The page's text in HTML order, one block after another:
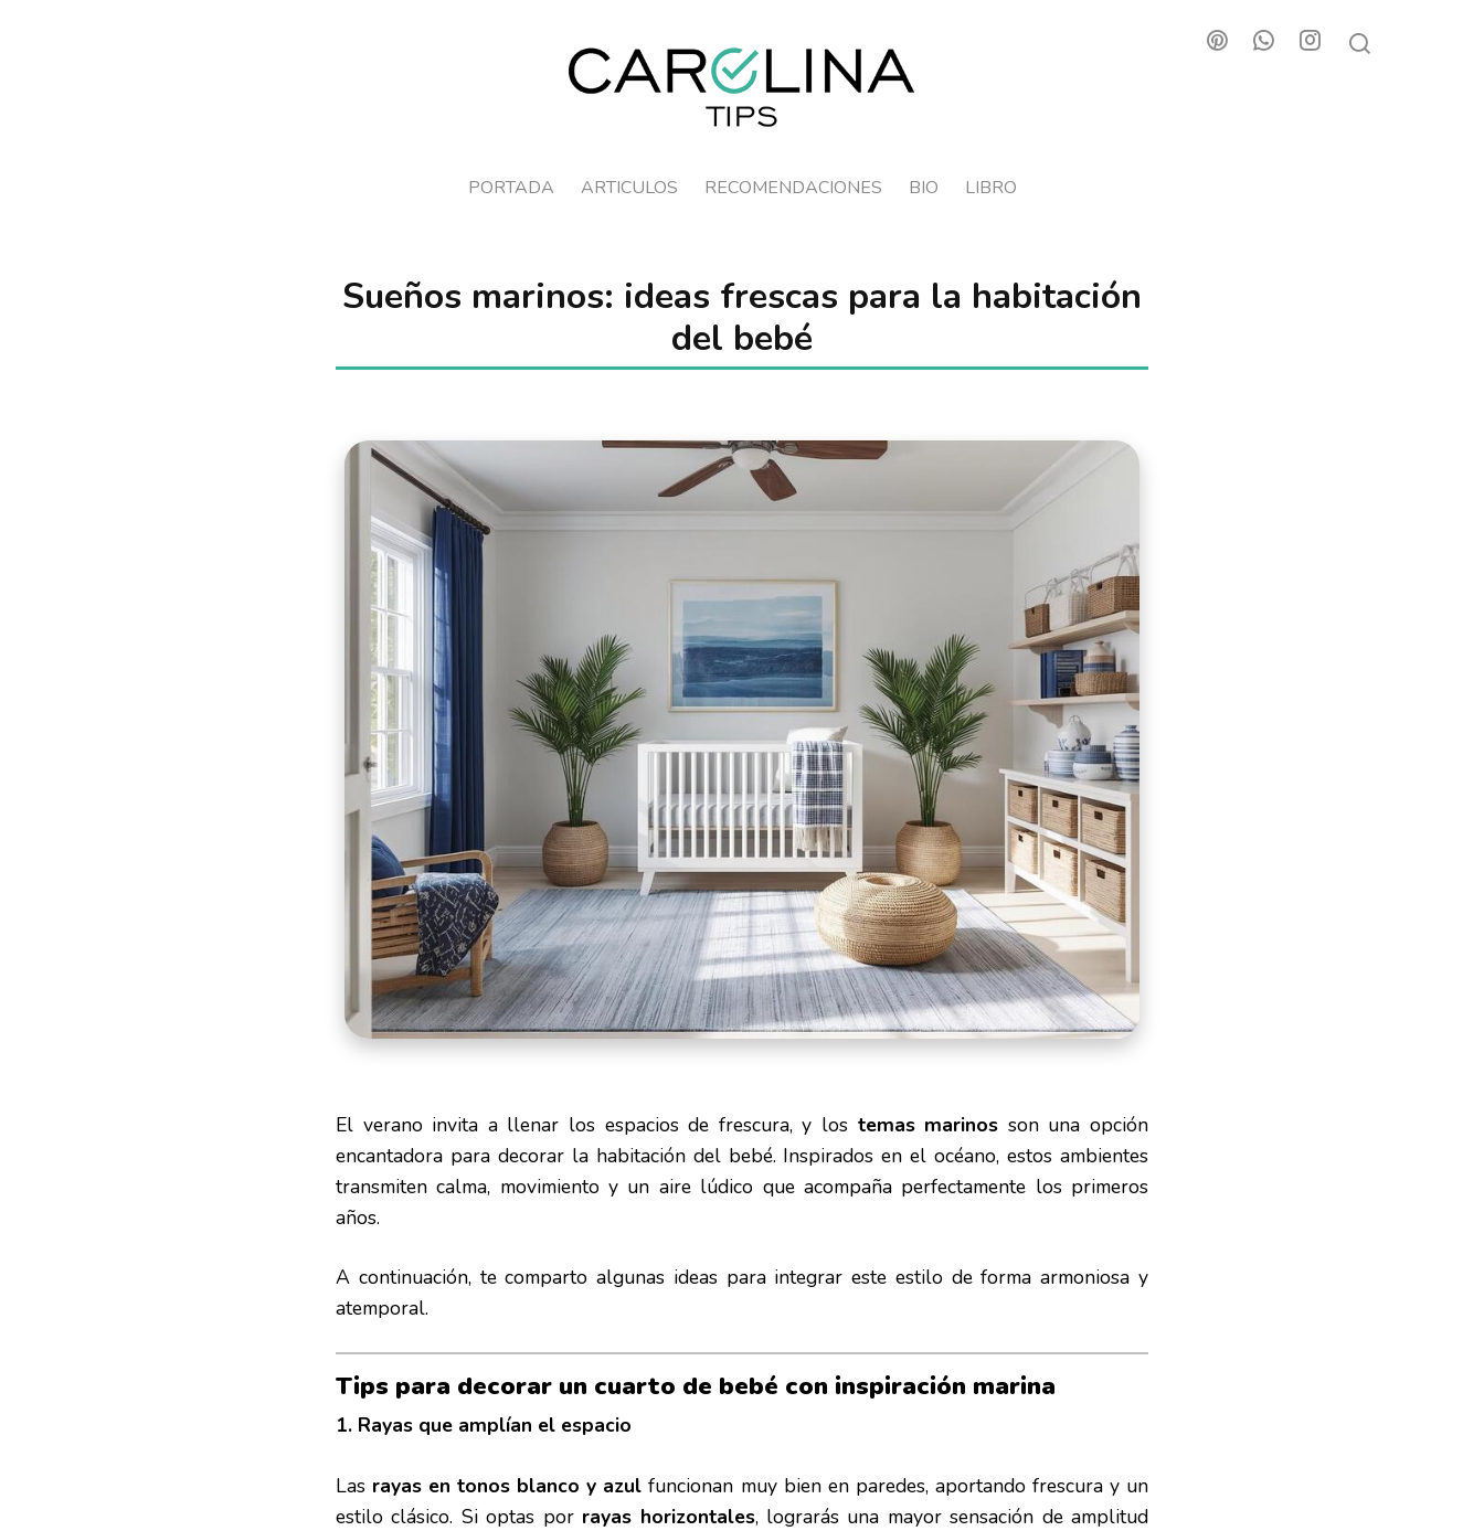
PORTADA ARTICULOS RECOMENDACIONES BIO LIBRO
Sueños marinos: ideas frescas para la habitación
del bebé
El verano invita a llenar los espacios de frescura, y los temas marinos son una opción
encantadora para decorar la habitación del bebé. Inspirados en el océano, estos ambientes
transmiten calma, movimiento y un aire lúdico que acompaña perfectamente los primeros
años.
A continuación, te comparto algunas ideas para integrar este estilo de forma armoniosa y
atemporal.
Tips para decorar un cuarto de bebé con inspiración marina
1. Rayas que amplían el espacio
Las rayas en tonos blanco y azul funcionan muy bien en paredes, aportando frescura y un
estilo clásico. Si optas por rayas horizontales, lograrás una mayor sensación de amplitud